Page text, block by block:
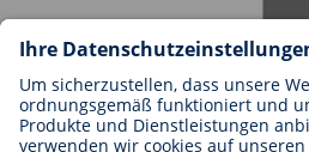
Karriere bei BIOTRONIK
Einstieg